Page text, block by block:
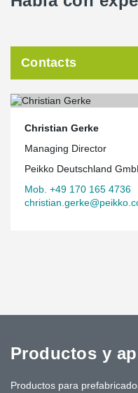
Contacts
Christian Gerke
Managing Director
Peikko Deutschland
Mob. +49 170 165 4736
Productos y
Productos para